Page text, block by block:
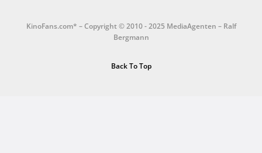
KinoFans.com* – Copyright © 2010 - 2025 MediaAgenten – Ralf
Bergmann
Back To Top